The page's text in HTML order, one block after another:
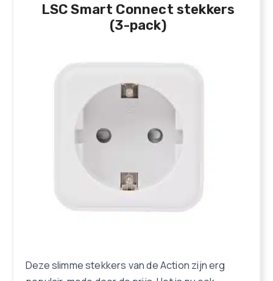
LSC Smart Connect stekkers
(3-pack)
Deze slimme stekkers van de Action zijn erg